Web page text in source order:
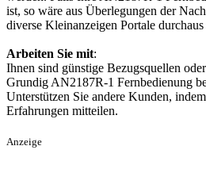
ist, so wäre aus Überlegungen der
diverse Kleinanzeigen Portale
Arbeiten Sie mit:
Ihnen sind günstige Bezugsquellen
Grundig AN2187R-1 Fernbedienung
Unterstützen Sie andere Kunden,
Erfahrungen mitteilen.
Anzeige